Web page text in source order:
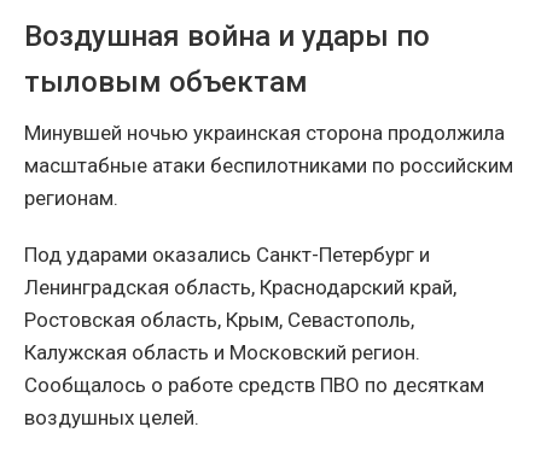
Воздушная война и удары по
тыловым объектам
Минувшей ночью украинская сторона продолжила
масштабные атаки беспилотниками по российским
регионам.
Под ударами оказались Санкт-Петербург и
Ленинградская область, Краснодарский край,
Ростовская область, Крым, Севастополь,
Калужская область и Московский регион.
Сообщалось о работе средств ПВО по десяткам
воздушных целей.